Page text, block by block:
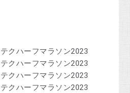
クハーフマラソン2023
クハーフマラソン2023
クハーフマラソン2023
クハーフマラソン2023